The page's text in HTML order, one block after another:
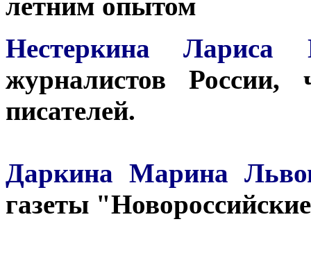
Нестеркина
журналистов
писателей.
Даркина Марина
газеты